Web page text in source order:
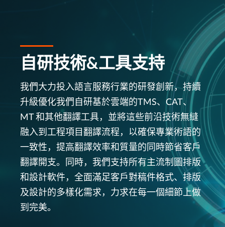
自研技術&工具支持
我們大力投入語言服務行業的研發創新，持續
升級優化我們自研基於雲端的TMS、CAT、
MT 和其他翻譯工具，並將這些前沿技術無縫
融入到工程項目翻譯流程，以確保專業術語的
一致性，提高翻譯效率和質量的同時節省客戶
翻譯開支。同時，我們支持所有主流制圖排版
和設計軟件，全面滿足客戶對稿件格式、排版
及設計的多樣化需求，力求在每一個細節上做
到完美。